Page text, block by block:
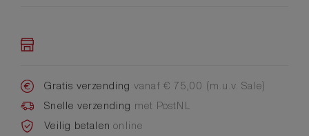
Gratis verzending vanaf € 75,00 (m.u.v. Sale)
Snelle verzending met PostNL
Veilig betalenonline